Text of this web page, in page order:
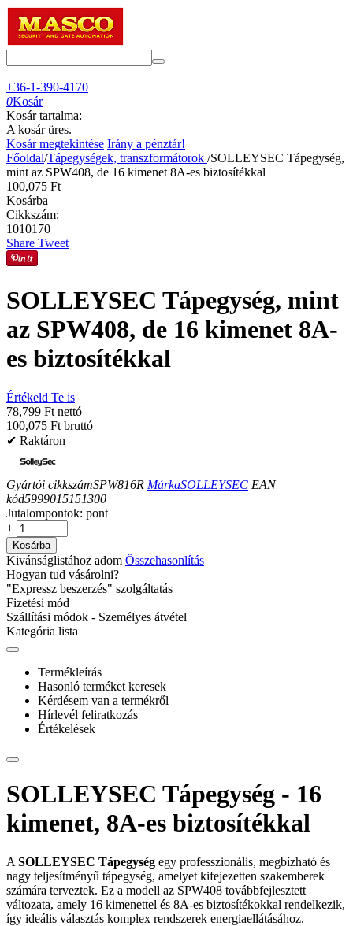
+36-1-390-4170
0Kosár
Kosár tartalma:
A kosár üres.
Kosár megtekintése Irány a pénztár!
Főoldal/Tápegységek, transzformátorok /SOLLEYSEC Tápegység,
mint az SPW408, de 16 kimenet 8A-es biztosítékkal
100,075 Ft
Kosárba
Cikkszám:
1010170
Share Tweet
SOLLEYSEC Tápegység, mint
az SPW408, de 16 kimenet 8A-
es biztosítékkal
Értékeld Te is
78,799 Ft nettó
100,075 Ft bruttó
✔ Raktáron
Gyártói cikkszámSPW816R MárkaSOLLEYSEC EAN
kód5999015151300
Jutalompontok: pont
+
−
Kosárba
Kivánságlistához adom Összehasonlítás
Hogyan tud vásárolni?
"Expressz beszerzés" szolgáltatás
Fizetési mód
Szállítási módok - Személyes átvétel
Kategória lista
Termékleírás
Hasonló terméket keresek
Kérdésem van a termékről
Hírlevél feliratkozás
Értékelések
SOLLEYSEC Tápegység - 16
kimenet, 8A-es biztosítékkal
A SOLLEYSEC Tápegység egy professzionális, megbízható és
nagy teljesítményű tápegység, amelyet kifejezetten szakemberek
számára terveztek. Ez a modell az SPW408 továbbfejlesztett
változata, amely 16 kimenettel és 8A-es biztosítékokkal rendelkezik,
így ideális választás komplex rendszerek energiaellátásához.